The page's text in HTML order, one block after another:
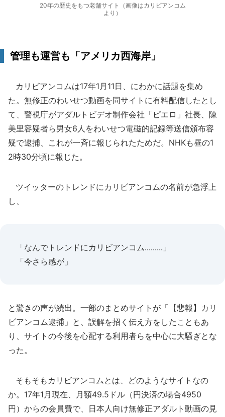
20年の歴史をもつ老舗サイト（画像はカリビアンコム
より）
管理も運営も「アメリカ西海岸」
カリビアンコムは17年1月11日、にわかに話題を集め
た。無修正のわいせつ動画を同サイトに有料配信したとし
て、警視庁がアダルトビデオ制作会社「ピエロ」社長、陳
美里容疑者ら男女6人をわいせつ電磁的記録等送信頒布容
疑で逮捕、これが一斉に報じられたためだ。NHKも昼の1
2時30分頃に報じた。
ツイッターのトレンドにカリビアンコムの名前が急浮上
し、
「なんでトレンドにカリビアンコム.........」
「今さら感が」
と驚きの声が続出。一部のまとめサイトが「【悲報】カリ
ビアンコム逮捕」と、誤解を招く伝え方をしたこともあ
り、サイトの今後を心配する利用者らを中心に大騒ぎとな
った。
そもそもカリビアンコムとは、どのようなサイトなの
か。17年1月現在、月額49.5ドル（円決済の場合4950
円）からの会員費で、日本人向け無修正アダルト動画の見